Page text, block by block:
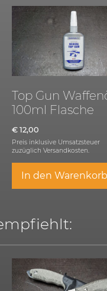
Top Gun
100ml Flasche
€ 12,00
Preis inklusive Umsatzsteuer
zuzüglichVersandkosten.
In den Warenkorb